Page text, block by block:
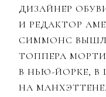
ДИЗАЙНЕР
И РЕДАКТОР
СИММОНС
ТОППЕРА
В НЬЮ-ЙОРКЕ, В
НА